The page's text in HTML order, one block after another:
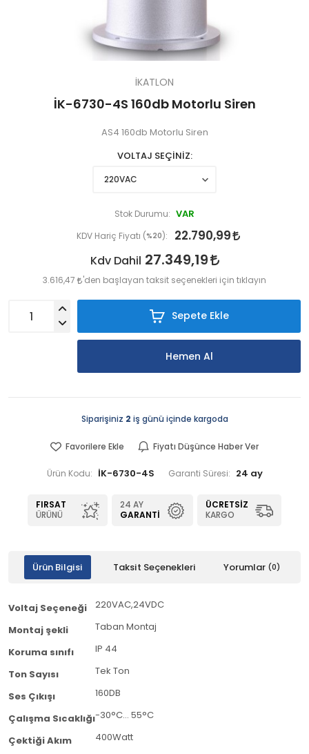
İKATLON
İK-6730-4S 160db Motorlu Siren
AS4 160db Motorlu Siren
VOLTAJ SEÇİNİZ
Stok Durumu: VAR
KDV Hariç Fiyatı (%20 ): 22.790,99
Kdv Dahil 27.349,19
3.616,47 'den başlayan taksit seçenekleri için tıklayın
Sepete Ekle
Hemen Al
Siparişiniz 2 iş günü içinde kargoda
Favorilere Ekle Fiyatı Düşünce Haber Ver
Ürün Kodu: İK-6730-4S Garanti Süresi: 24 ay
FIRSAT
ÜRÜNÜ
24 AY
GARANTI
ÜCRETSIZ
KARGO
Ürün Bilgisi Taksit Seçenekleri Yorumlar (0)
Voltaj Seçeneği 220VAC,24VDC
Montaj şekli Taban Montaj
Koruma sınıfı IP 44
Ton Sayısı Tek Ton
Ses Çıkışı 160DB
Çalışma Sıcaklığı-30°C… 55°C
Çektiği Akım 400Watt